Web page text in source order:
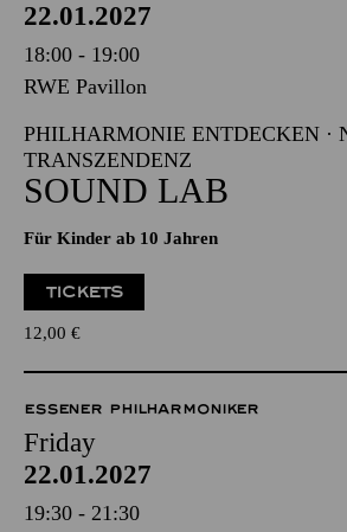
22.01.2027
18:00 - 19:00
RWE Pavillon
PHILHARMONIE ENTDECKEN ·
TRANSZENDENZ
SOUND LAB
Für Kinder ab 10 Jahren
TICKETS
12,00 €
ESSENER PHILHARMONIKER
Friday
22.01.2027
19:30 - 21:30